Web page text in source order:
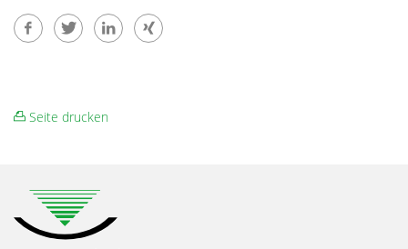
Seite drucken